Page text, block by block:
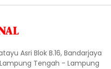
Asri Blok B.16, Bandarjaya
Tengah - Lampung